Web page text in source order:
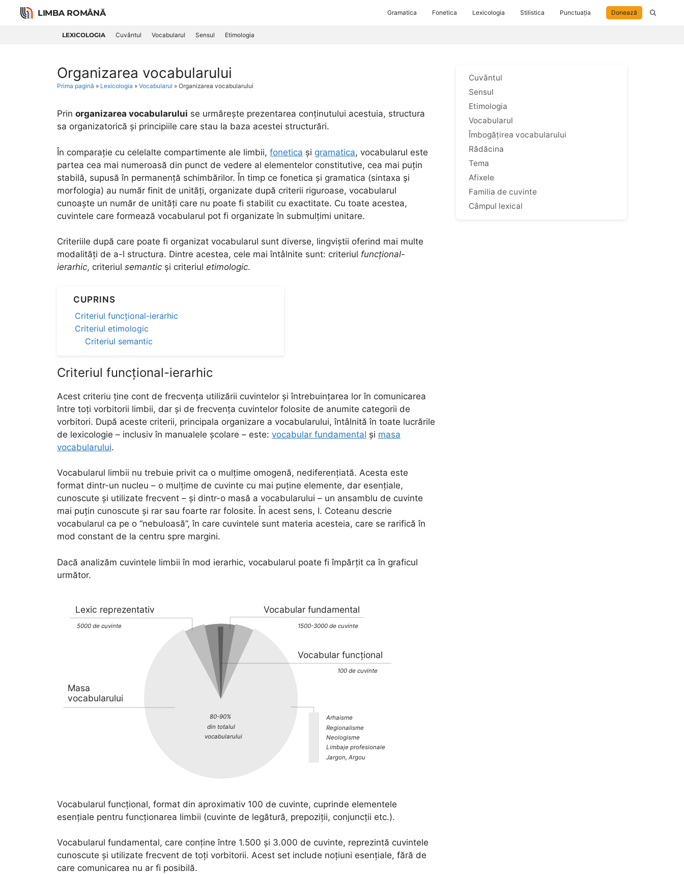
LIMBA ROMÂNĂ Gramatica Fonetica Lexicologia Stilistica Punctuația Donează
LEXICOLOGIA Cuvântul Vocabularul Sensul Etimologia
Organizarea vocabularului
Prima pagină » Lexicologia » Vocabularul » Organizarea vocabularului
Prin organizarea vocabularului se urmărește prezentarea conținutului acestuia, structura
sa organizatorică și principiile care stau la baza acestei structurări.
În comparație cu celelalte compartimente ale limbii, fonetica și gramatica, vocabularul este
partea cea mai numeroasă din punct de vedere al elementelor constitutive, cea mai puțin
stabilă, supusă în permanență schimbărilor. În timp ce fonetica și gramatica (sintaxa și
morfologia) au număr finit de unități, organizate după criterii riguroase, vocabularul
cunoaște un număr de unități care nu poate fi stabilit cu exactitate. Cu toate acestea,
cuvintele care formează vocabularul pot fi organizate în submulțimi unitare.
Criteriile după care poate fi organizat vocabularul sunt diverse, lingviștii oferind mai multe
modalități de a-l structura. Dintre acestea, cele mai întâlnite sunt: criteriul funcțional-
ierarhic, criteriul semantic și criteriul etimologic.
CUPRINS
Criteriul funcțional-ierarhic
Criteriul etimologic
Criteriul semantic
Criteriul funcțional-ierarhic
Acest criteriu ține cont de frecvența utilizării cuvintelor și întrebuințarea lor în comunicarea
între toți vorbitorii limbii, dar și de frecvența cuvintelor folosite de anumite categorii de
vorbitori. După aceste criterii, principala organizare a vocabularului, întâlnită în toate lucrările
de lexicologie – inclusiv în manualele școlare – este: vocabular fundamental și masa
vocabularului.
Vocabularul limbii nu trebuie privit ca o mulțime omogenă, nediferențiată. Acesta este
format dintr-un nucleu – o mulțime de cuvinte cu mai puține elemente, dar esențiale,
cunoscute și utilizate frecvent – și dintr-o masă a vocabularului – un ansamblu de cuvinte
mai puțin cunoscute și rar sau foarte rar folosite. În acest sens, I. Coteanu descrie
vocabularul ca pe o “nebuloasă”, în care cuvintele sunt materia acesteia, care se rarifică în
mod constant de la centru spre margini.
Dacă analizăm cuvintele limbii în mod ierarhic, vocabularul poate fi împărțit ca în graficul
următor.
Vocabular funcțional
Vocabular fundamental
Masa
vocabularului
Lexic reprezentativ
Arhaisme
Regionalisme
Neologisme
Limbaje profesionale
Jargon, Argou
100 de cuvinte
1500-3000 de cuvinte
5000 de cuvinte
80-90%
din totalul
vocabularului
Vocabularul funcțional, format din aproximativ 100 de cuvinte, cuprinde elementele
esențiale pentru funcționarea limbii (cuvinte de legătură, prepoziții, conjuncții etc.).
Vocabularul fundamental, care conține între 1.500 și 3.000 de cuvinte, reprezintă cuvintele
cunoscute și utilizate frecvent de toți vorbitorii. Acest set include noțiuni esențiale, fără de
care comunicarea nu ar fi posibilă.
Cuvântul
Sensul
Etimologia
Vocabularul
Îmbogățirea vocabularului
Rădăcina
Tema
Afixele
Familia de cuvinte
Câmpul lexical